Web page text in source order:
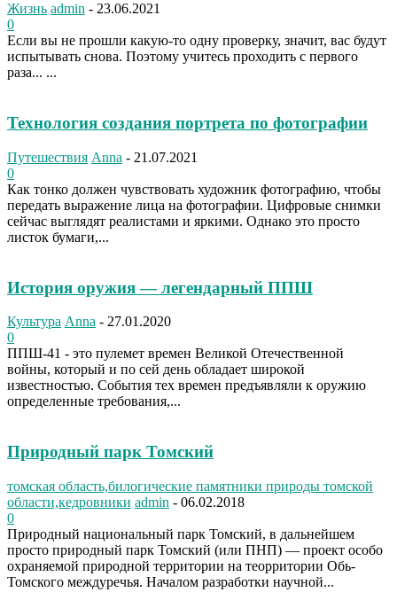
Жизнь admin - 23.06.2021
0
Если вы не прошли какую-то одну проверку, значит, вас будут
испытывать снова. Поэтому учитесь проходить с первого
раза... ...
Технология создания портрета по фотографии
Путешествия Anna - 21.07.2021
0
Как тонко должен чувствовать художник фотографию, чтобы
передать выражение лица на фотографии. Цифровые снимки
сейчас выглядят реалистами и яркими. Однако это просто
листок бумаги,...
История оружия — легендарный ППШ
Культура Anna - 27.01.2020
0
ППШ-41 - это пулемет времен Великой Отечественной
войны, который и по сей день обладает широкой
известностью. События тех времен предъявляли к оружию
определенные требования,...
Природный парк Томский
томская область,билогические памятники природы томской
области,кедровники admin - 06.02.2018
0
Природный национальный парк Томский, в дальнейшем
просто природный парк Томский (или ПНП) — проект особо
охраняемой природной территории на теорритории Обь-
Томского междуречья. Началом разработки научной...